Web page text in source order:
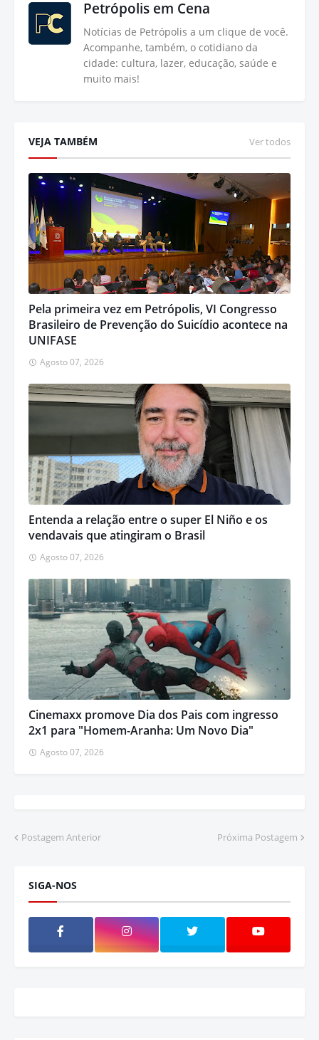
Petrópolis em Cena
Notícias de Petrópolis a um clique de você.
Acompanhe, também, o cotidiano da
cidade: cultura, lazer, educação, saúde e
muito mais!
VEJA TAMBÉM Ver todos
Pela primeira vez em Petrópolis, VI Congresso
Brasileiro de Prevenção do Suicídio acontece na
UNIFASE
Agosto 07, 2026
Entenda a relação entre o super El Niño e os
vendavais que atingiram o Brasil
Agosto 07, 2026
Cinemaxx promove Dia dos Pais com ingresso
2x1 para "Homem-Aranha: Um Novo Dia"
Agosto 07, 2026
Postagem Anterior Próxima Postagem
SIGA-NOS